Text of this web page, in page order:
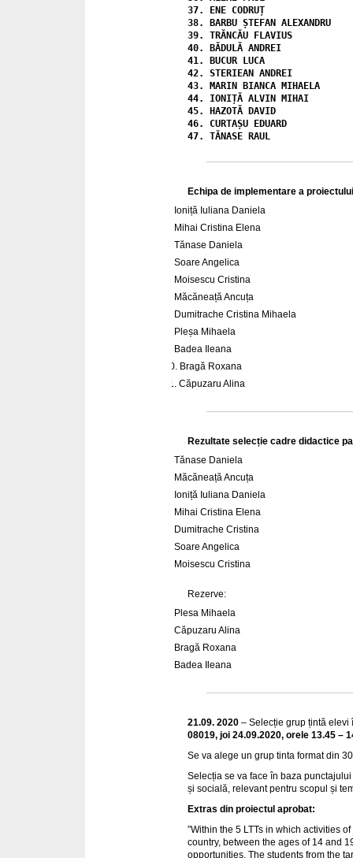
37. ENE CODRUȚ
38. BARBU ȘTEFAN ALEXANDRU
39. TRĂNCĂU FLAVIUS
40. BĂDULĂ ANDREI
41. BUCUR LUCA
42. STERIEAN ANDREI
43. MARIN BIANCA MIHAELA
44. IONIȚĂ ALVIN MIHAI
45. HAZOTĂ DAVID
46. CURTAȘU EDUARD
Echipa de implementare a
Ioniță Iuliana Daniela
Mihai Cristina Elena
Tănase Daniela
Soare Angelica
Moisescu Cristina
Măcăneață Ancuța
Dumitrache Cristina Mihaela
Pleșa Mihaela
Badea Ileana
Bragă Roxana
Căpuzaru Alina
Rezultate selecție cadre didactice
Tănase Daniela
Măcăneață Ancuța
Ioniță Iuliana Daniela
Mihai Cristina Elena
Dumitrache Cristina
Soare Angelica
Moisescu Cristina
Rezerve:
Plesa Mihaela
Căpuzaru Alina
Bragă Roxana
Badea Ileana
21.09. 2020 – Selecție grup țintă
08019, joi 24.09.2020, orele 13.45 –
Se va alege un grup tinta format din
Selecția se va face în baza
și socială, relevant pentru scopul și
Extras din proiectul aprobat:
”Within the 5 LTTs in which activities
country, between the ages of 14 and
opportunities. The students from the